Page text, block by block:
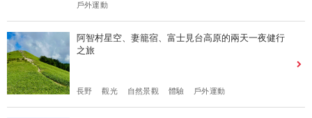
戶外運動
阿智村星空、妻籠宿、富士見台高原的兩天一夜健行
之旅
長野 觀光 自然景觀 體驗 戶外運動